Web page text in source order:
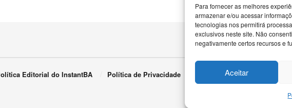
Para fornecer as melhores
armazenar e/ou acessar
tecnologias nos permitirá
exclusivos neste site. Não
negativamente certos recursos e
Aceitar
Editorial do InstantBA Política de Privacidade Termos de Uso